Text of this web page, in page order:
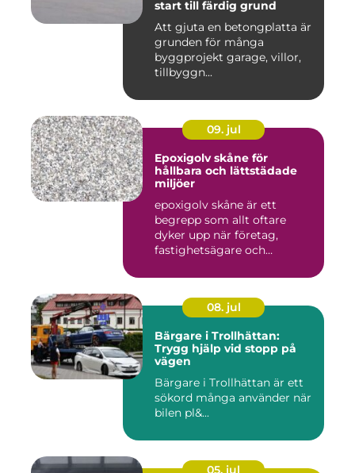
start till färdig grund
Att gjuta en betongplatta är
grunden för många
byggprojekt garage, villor,
tillbyggn...
09. jul
Epoxigolv skåne för
hållbara och lättstädade
miljöer
epoxigolv skåne är ett
begrepp som allt oftare
dyker upp när företag,
fastighetsägare och
08. jul
Bärgare i Trollhättan:
Trygg hjälp vid stopp på
vägen
Bärgare i Trollhättan är ett
sökord många använder när
bilen pl&...
05. jul